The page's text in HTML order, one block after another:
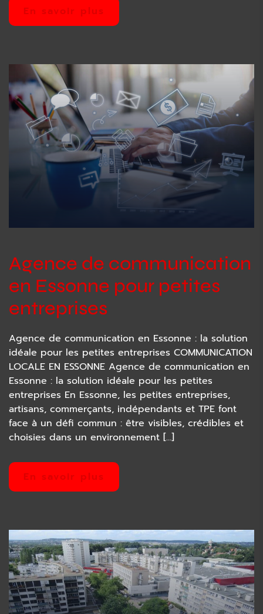
En savoir plus
Agence de communication
en Essonne pour petites
entreprises
Agence de communication en Essonne : la solution
idéale pour les petites entreprises COMMUNICATION
LOCALE EN ESSONNE Agence de communication en
Essonne : la solution idéale pour les petites
entreprises En Essonne, les petites entreprises,
artisans, commerçants, indépendants et TPE font
face à un défi commun : être visibles, crédibles et
choisies dans un environnement […]
En savoir plus